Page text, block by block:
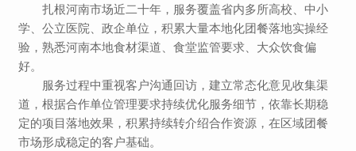
扎根河南市场近二十年，服务覆盖省内多所高校、中小
学、公立医院、政企单位，积累大量本地化团餐落地实操经
验，熟悉河南本地食材渠道、食堂监管要求、大众饮食偏
好。
服务过程中重视客户沟通回访，建立常态化意见收集渠
道，根据合作单位管理要求持续优化服务细节，依靠长期稳
定的项目落地效果，积累持续转介绍合作资源，在区域团餐
市场形成稳定的客户基础。